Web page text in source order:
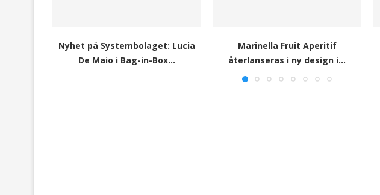
Nyhet på Systembolaget: Lucia
De Maio i Bag-in-Box...
Marinella Fruit Aperitif
återlanseras i ny design i...